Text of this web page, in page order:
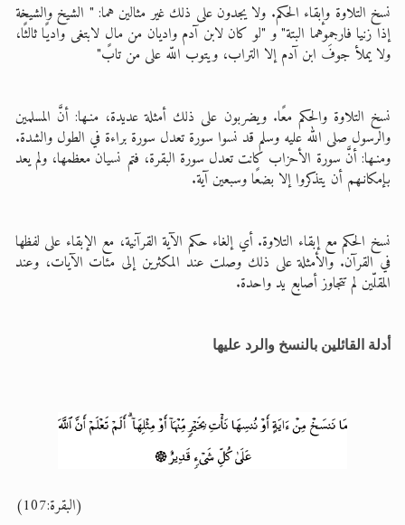
نسخ التلاوة وإبقاء الحكم. ولا يجدون على ذلك غير مثالين هما: " الشيخ والشيخة
إذا زنيا فارجموهما البتة" و "لو كان لابن آدم واديان من مالٍ لابتغى واديًا ثالثًا،
ولا يملأ جوفَ ابن آدم إلا التراب، ويتوب اللّه على من تاب"
نسخ التلاوة والحكم معًا. ويضربون على ذلك أمثلة عديدة، منـها: أنَّ المسلمين
والرسول صلى الله عليه وسلم قد نسوا سورة تعدل سورة براءة في الطول والشدة.
ومنـها: أنَّ سورة الأحزاب كانت تعدل سورة البقرة، فتم نسيان معظمها، ولم يعد
بإمكانـهم أن يتذكروا إلا بضعًا وسبعين آية.
نسخ الحكم مع إبقاء التلاوة. أي إلغاء حكم الآية القرآنية، مع الإبقاء على لفظها
في القرآن. والأمثلة على ذلك وصلت عند المكثرين إلى مئات الآيات، وعند
المقلّين لم تتجاوز أصابع يد واحدة.
أدلة القائلين بالنسخ والرد عليها
(البقرة:107)